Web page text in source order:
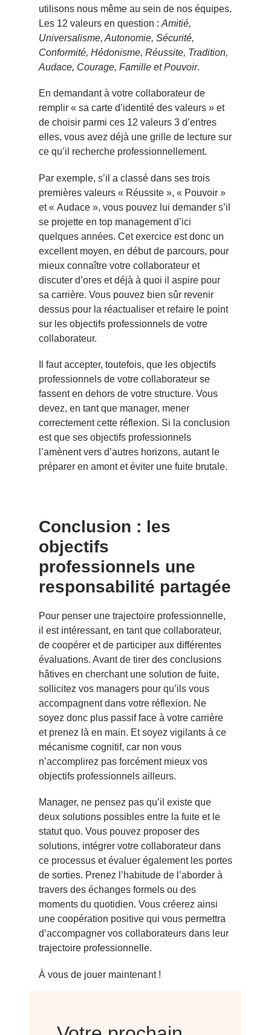
utilisons nous même au sein de nos équipes.
Les 12 valeurs en question : Amitié,
Universalisme, Autonomie, Sécurité,
Conformité, Hédonisme, Réussite, Tradition,
Audace, Courage, Famille et Pouvoir.
En demandant à votre collaborateur de
remplir « sa carte d’identité des valeurs » et
de choisir parmi ces 12 valeurs 3 d’entres
elles, vous avez déjà une grille de lecture sur
ce qu’il recherche professionnellement.
Par exemple, s’il a classé dans ses trois
premières valeurs « Réussite », « Pouvoir »
et « Audace », vous pouvez lui demander s’il
se projette en top management d’ici
quelques années. Cet exercice est donc un
excellent moyen, en début de parcours, pour
mieux connaître votre collaborateur et
discuter d’ores et déjà à quoi il aspire pour
sa carrière. Vous pouvez bien sûr revenir
dessus pour la réactualiser et refaire le point
sur les objectifs professionnels de votre
collaborateur.
Il faut accepter, toutefois, que les objectifs
professionnels de votre collaborateur se
fassent en dehors de votre structure. Vous
devez, en tant que manager, mener
correctement cette réflexion. Si la conclusion
est que ses objectifs professionnels
l’amènent vers d’autres horizons, autant le
préparer en amont et éviter une fuite brutale.
Conclusion : les
objectifs
professionnels une
responsabilité partagée
Pour penser une trajectoire professionnelle,
il est intéressant, en tant que collaborateur,
de coopérer et de participer aux différentes
évaluations. Avant de tirer des conclusions
hâtives en cherchant une solution de fuite,
sollicitez vos managers pour qu’ils vous
accompagnent dans votre réflexion. Ne
soyez donc plus passif face à votre carrière
et prenez là en main. Et soyez vigilants à ce
mécanisme cognitif, car non vous
n’accomplirez pas forcément mieux vos
objectifs professionnels ailleurs.
Manager, ne pensez pas qu’il existe que
deux solutions possibles entre la fuite et le
statut quo. Vous pouvez proposer des
solutions, intégrer votre collaborateur dans
ce processus et évaluer également les portes
de sorties. Prenez l’habitude de l’aborder à
travers des échanges formels ou des
moments du quotidien. Vous créerez ainsi
une coopération positive qui vous permettra
d’accompagner vos collaborateurs dans leur
trajectoire professionnelle.
À vous de jouer maintenant !